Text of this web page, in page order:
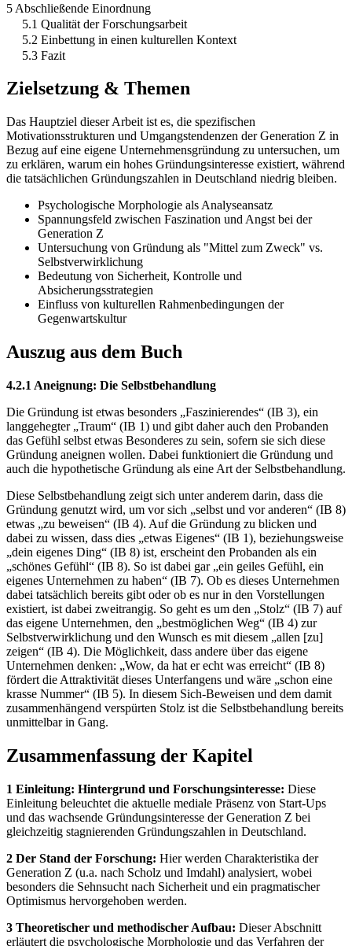
5 Abschließende Einordnung
5.1 Qualität der Forschungsarbeit
5.2 Einbettung in einen kulturellen Kontext
5.3 Fazit
Zielsetzung & Themen
Das Hauptziel dieser Arbeit ist es, die spezifischen
Motivationsstrukturen und Umgangstendenzen der Generation Z in
Bezug auf eine eigene Unternehmensgründung zu untersuchen, um
zu erklären, warum ein hohes Gründungsinteresse existiert, während
die tatsächlichen Gründungszahlen in Deutschland niedrig bleiben.
Psychologische Morphologie als Analyseansatz
Spannungsfeld zwischen Faszination und Angst bei der
Generation Z
Untersuchung von Gründung als "Mittel zum Zweck" vs.
Selbstverwirklichung
Bedeutung von Sicherheit, Kontrolle und
Absicherungsstrategien
Einfluss von kulturellen Rahmenbedingungen der
Gegenwartskultur
Auszug aus dem Buch
4.2.1 Aneignung: Die Selbstbehandlung
Die Gründung ist etwas besonders „Faszinierendes“ (IB 3), ein
langgehegter „Traum“ (IB 1) und gibt daher auch den Probanden
das Gefühl selbst etwas Besonderes zu sein, sofern sie sich diese
Gründung aneignen wollen. Dabei funktioniert die Gründung und
auch die hypothetische Gründung als eine Art der Selbstbehandlung.
Diese Selbstbehandlung zeigt sich unter anderem darin, dass die
Gründung genutzt wird, um vor sich „selbst und vor anderen“ (IB 8)
etwas „zu beweisen“ (IB 4). Auf die Gründung zu blicken und
dabei zu wissen, dass dies „etwas Eigenes“ (IB 1), beziehungsweise
„dein eigenes Ding“ (IB 8) ist, erscheint den Probanden als ein
„schönes Gefühl“ (IB 8). So ist dabei gar „ein geiles Gefühl, ein
eigenes Unternehmen zu haben“ (IB 7). Ob es dieses Unternehmen
dabei tatsächlich bereits gibt oder ob es nur in den Vorstellungen
existiert, ist dabei zweitrangig. So geht es um den „Stolz“ (IB 7) auf
das eigene Unternehmen, den „bestmöglichen Weg“ (IB 4) zur
Selbstverwirklichung und den Wunsch es mit diesem „allen [zu]
zeigen“ (IB 4). Die Möglichkeit, dass andere über das eigene
Unternehmen denken: „Wow, da hat er echt was erreicht“ (IB 8)
fördert die Attraktivität dieses Unterfangens und wäre „schon eine
krasse Nummer“ (IB 5). In diesem Sich-Beweisen und dem damit
zusammenhängend verspürten Stolz ist die Selbstbehandlung bereits
unmittelbar in Gang.
Zusammenfassung der Kapitel
1 Einleitung: Hintergrund und Forschungsinteresse: Diese
Einleitung beleuchtet die aktuelle mediale Präsenz von Start-Ups
und das wachsende Gründungsinteresse der Generation Z bei
gleichzeitig stagnierenden Gründungszahlen in Deutschland.
2 Der Stand der Forschung: Hier werden Charakteristika der
Generation Z (u.a. nach Scholz und Imdahl) analysiert, wobei
besonders die Sehnsucht nach Sicherheit und ein pragmatischer
Optimismus hervorgehoben werden.
3 Theoretischer und methodischer Aufbau: Dieser Abschnitt
erläutert die psychologische Morphologie und das Verfahren der